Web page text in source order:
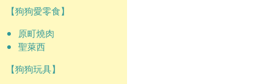
【狗狗愛零食】
原町燒肉
聖萊西
【狗狗玩具】